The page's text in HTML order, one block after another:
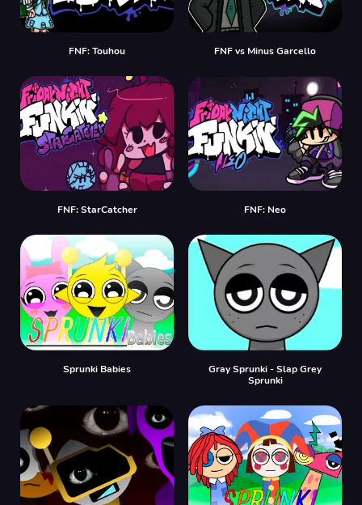
FNF: Touhou FNF vs Minus Garcello
FNF: StarCatcher FNF: Neo
Sprunki Babies
Gray Sprunki - Slap Grey
Sprunki